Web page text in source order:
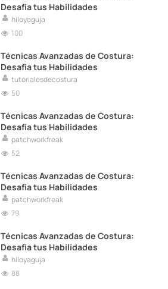
Desafía tus Habilidades
hiloyaguja
100
Técnicas Avanzadas de Costura:
Desafía tus Habilidades
tutorialesdecostura
50
Técnicas Avanzadas de Costura:
Desafía tus Habilidades
patchworkfreak
52
Técnicas Avanzadas de Costura:
Desafía tus Habilidades
patchworkfreak
79
Técnicas Avanzadas de Costura:
Desafía tus Habilidades
hiloyaguja
88